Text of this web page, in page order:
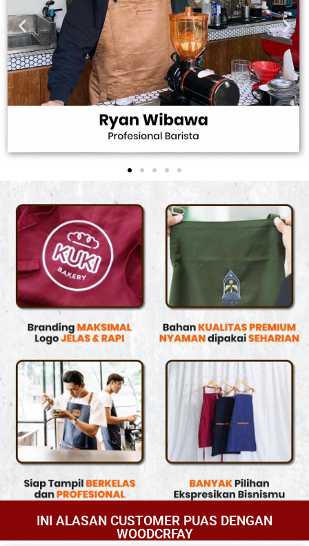
INI ALASAN CUSTOMER PUAS DENGAN
WOODCRFAY